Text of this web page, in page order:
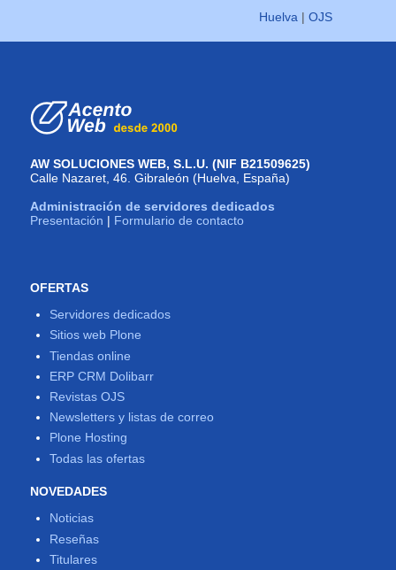
Huelva |OJS
AW SOLUCIONES WEB, S.L.U. (NIF B21509625)
Calle Nazaret, 46. Gibraleón (Huelva, España)
Administración de servidores dedicados
Presentación | Formulario de contacto
OFERTAS
Servidores dedicados
Sitios web Plone
Tiendas online
ERP CRM Dolibarr
Revistas OJS
Newsletters y listas de correo
Plone Hosting
Todas las ofertas
NOVEDADES
Noticias
Reseñas
Titulares